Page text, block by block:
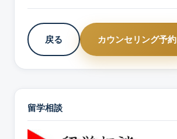
戻る カウンセリング予約
留学相談